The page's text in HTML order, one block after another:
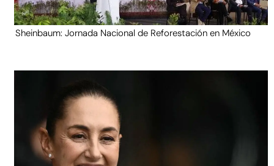
Sheinbaum: Jornada Nacional de Reforestación en México